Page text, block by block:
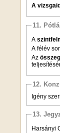
A
11.
A
A félév
Az
12.
Igény
13.
Harsányi